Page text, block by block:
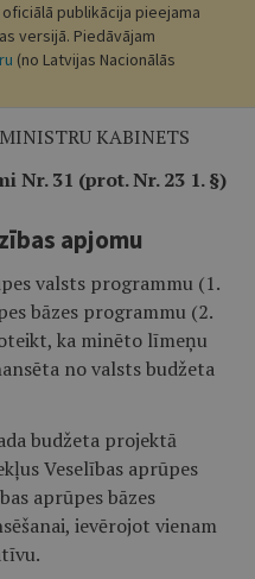
publikācija pieejama
versijā. Piedāvājam
(no Latvijas Nacionālās
KABINETS
Nr. 31 (prot. Nr. 23 1. §)
apjomu
valsts programmu (1.
bāzes programmu (2.
ka minēto līmeņu
no valsts budžeta
budžeta projektā
Veselības aprūpes
aprūpes bāzes
ievērojot vienam